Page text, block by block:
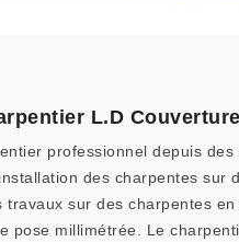
L.D
professionnel depuis
des charpentes sur
travaux sur des charpentes
pose millimétrée. Le